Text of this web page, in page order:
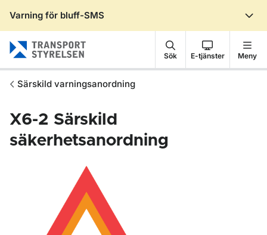
Varning för bluff-SMS
Sök E-tjänster Meny
Särskild varningsanordning
X6-2 Särskild
säkerhetsanordning